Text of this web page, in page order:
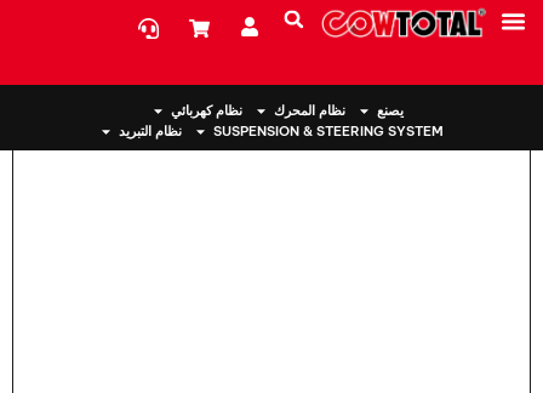
يصنع نظام المحرك
نظام كهربائي
SUSPENSION & STEERING SYSTEM
نظام التبريد
> حامل المحرك 50830-T0A-A81 لهوندا